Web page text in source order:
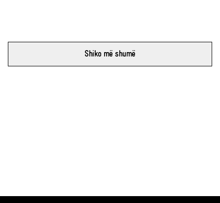
Shiko më shumë